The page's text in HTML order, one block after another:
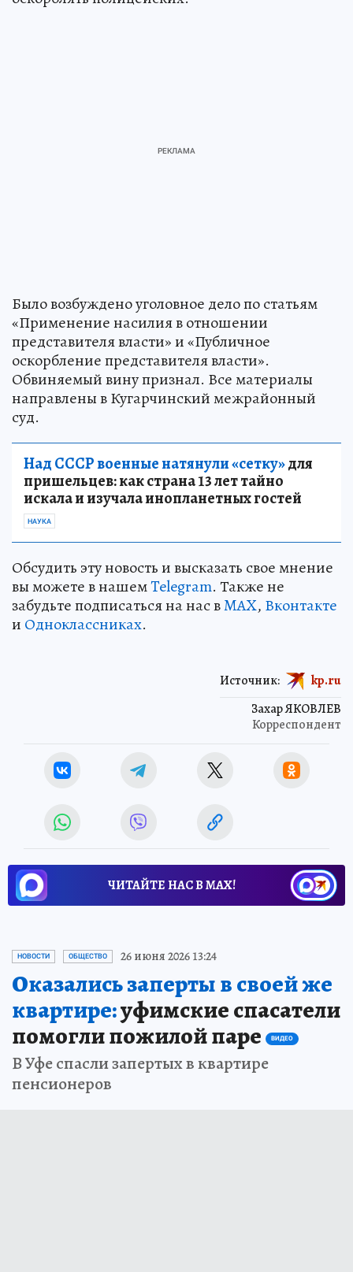
Было возбуждено уголовное дело по статьям
«Применение насилия в отношении
представителя власти» и «Публичное
оскорбление представителя власти».
Обвиняемый вину признал. Все материалы
направлены в Кугарчинский межрайонный
суд.
Над СССР военные натянули «сетку»для
пришельцев: как страна 13 лет тайно
искала и изучала инопланетных гостей
НАУКА
Обсудить эту новость и высказать свое мнение
вы можете в нашемTelegram. Также не
забудьте подписаться на нас вMAX, Вконтакте
и Одноклассниках.
Захар ЯКОВЛЕВ
Корреспондент
Источник: kp.ru
ЧИТАЙТЕ НАС В МАХ!
НОВОСТИ ОБЩЕСТВО 26 июня 2026 13:24
Оказались заперты в своей же
квартире:уфимские спасатели
помогли пожилой паре
ВИДЕО
В Уфе спасли запертых в квартире
пенсионеров